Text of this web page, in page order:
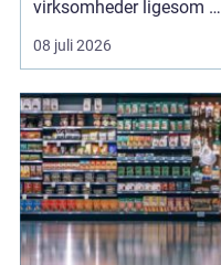
virksomheder ligesom en
tryg livline, når vand,
varme eller afløb driller.
kun om rør og ventiler,
men om sikkerhed,
komfort og en ...
08 juli 2026